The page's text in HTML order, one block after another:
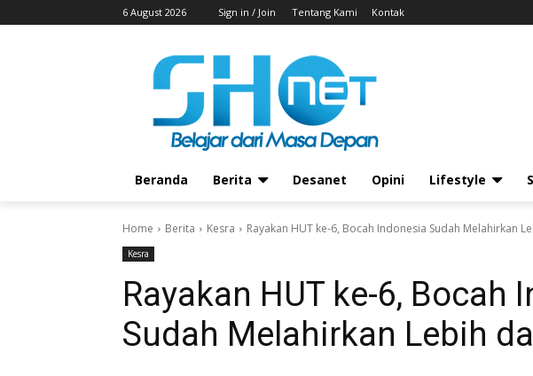
6 August 2026 Sign in / Join Tentang Kami Kontak
Beranda Berita Desanet Opini Lifestyle
Home Berita Kesra Rayakan HUT ke-6, Bocah Indonesia Sudah Melahirkan
Kesra
Rayakan HUT ke-6, Bocah
Sudah Melahirkan Lebih